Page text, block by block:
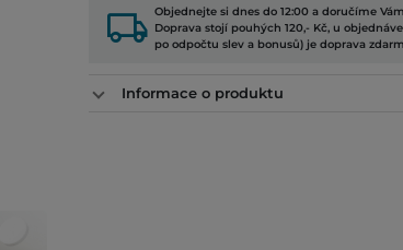
local_shipping Objednejte si dnes do 12:00 a doručíme
Doprava stojí pouhých 120,- Kč, u
po odpočtu slev a bonusů) je doprava
Informace o produktu